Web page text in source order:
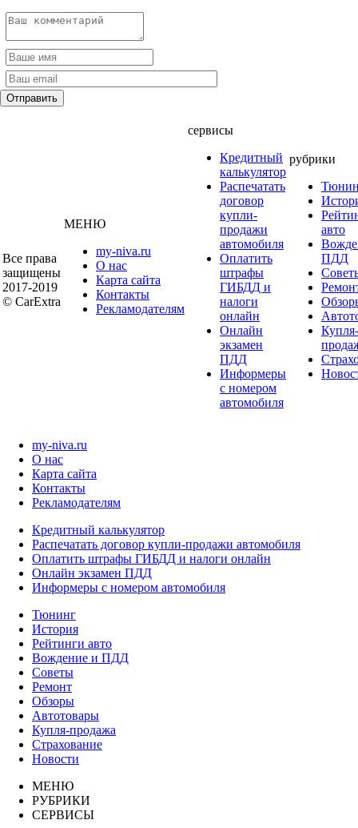
Все права
защищены
2017-2019
© CarExtra
МЕНЮ
my-niva.ru
О нас
Карта сайта
Контакты
Рекламодателям
сервисы
Кредитный
калькулятор
Распечатать
договор
купли-
продажи
автомобиля
Оплатить
штрафы
ГИБДД и
налоги
онлайн
Онлайн
экзамен
ПДД
Информеры
с номером
автомобиля
рубрики
авто
ПДД
Купля-
my-niva.ru
О нас
Карта сайта
Контакты
Рекламодателям
Кредитный калькулятор
Распечатать договор купли-продажи автомобиля
Оплатить штрафы ГИБДД и налоги онлайн
Онлайн экзамен ПДД
Информеры с номером автомобиля
Тюнинг
История
Рейтинги авто
Вождение и ПДД
Советы
Ремонт
Обзоры
Автотовары
Купля-продажа
Страхование
Новости
МЕНЮ
РУБРИКИ
СЕРВИСЫ